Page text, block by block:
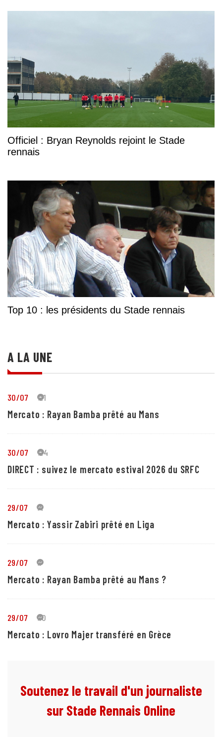
Officiel : Bryan Reynolds rejoint le Stade
rennais
Top 10 : les présidents du Stade rennais
A LA UNE
30/07 21
Mercato : Rayan Bamba prêté au Mans
30/07 24
DIRECT : suivez le mercato estival 2026 du SRFC
29/07 4
Mercato : Yassir Zabiri prêté en Liga
29/07 1
Mercato : Rayan Bamba prêté au Mans ?
29/07 10
Mercato : Lovro Majer transféré en Grèce
Soutenez le travail d'un journaliste
sur Stade Rennais Online